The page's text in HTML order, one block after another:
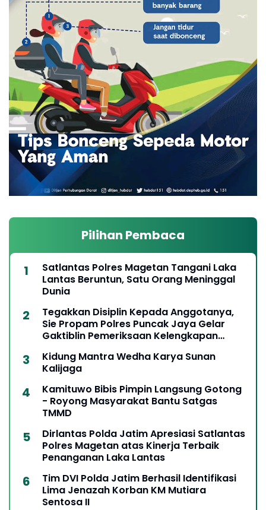
Pilihan Pembaca
Satlantas Polres Magetan Tangani Laka
Lantas Beruntun, Satu Orang Meninggal
Dunia
Tegakkan Disiplin Kepada Anggotanya,
Sie Propam Polres Puncak Jaya Gelar
Gaktiblin Pemeriksaan Kelengkapan
Kidung Mantra Wedha Karya Sunan
Kalijaga
Kamituwo Bibis Pimpin Langsung Gotong
- Royong Masyarakat Bantu Satgas
TMMD
Dirlantas Polda Jatim Apresiasi Satlantas
Polres Magetan atas Kinerja Terbaik
Penanganan Laka Lantas
Tim DVI Polda Jatim Berhasil Identifikasi
Lima Jenazah Korban KM Mutiara
Sentosa II